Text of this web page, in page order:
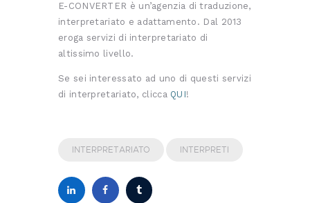
E-CONVERTER è un’agenzia di traduzione,
interpretariato e adattamento. Dal 2013
eroga servizi di interpretariato di
altissimo livello.
Se sei interessato ad uno di questi servizi
di interpretariato, clicca QUI!
INTERPRETARIATO INTERPRETI